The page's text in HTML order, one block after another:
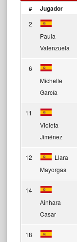
#
Jugador
2
Paula
Valenzuela
6
Michelle
García
11
Violeta
Jiménez
12
Llara
Mayorgas
14
Ainhara
Casar
18